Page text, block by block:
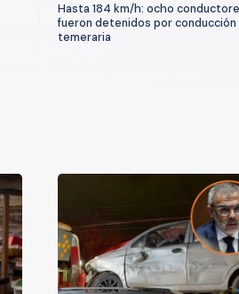
Hasta 184 km/h: ocho
fueron detenidos por conducción
temeraria